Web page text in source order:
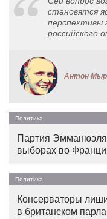
становятся
перспективы
российского
Антон
Политика
Партия
выборах во
Политика
Консерваторы
в британском